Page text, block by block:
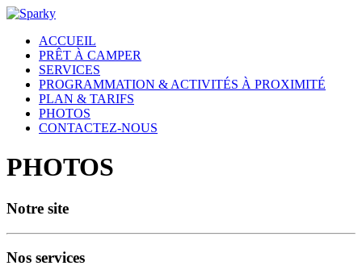
ACCUEIL
PRÊT À CAMPER
SERVICES
PROGRAMMATION & ACTIVITÉS À PROXIMITÉ
PLAN & TARIFS
PHOTOS
CONTACTEZ-NOUS
PHOTOS
Notre site
Nos services